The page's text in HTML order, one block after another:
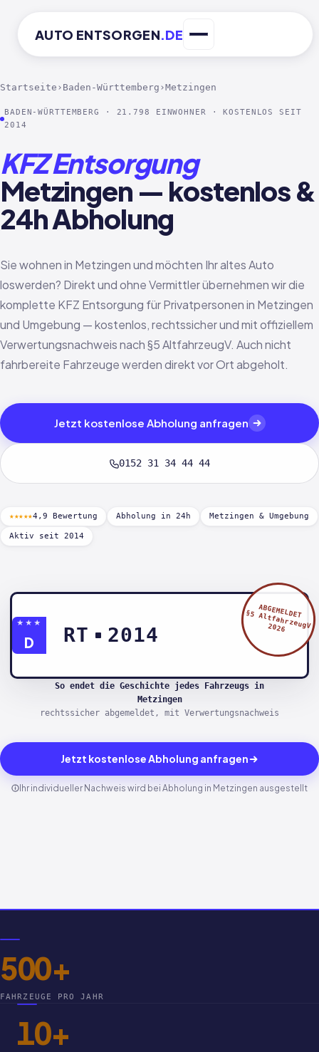
AUTO ENTSORGEN.DE
Startseite › Baden-Württemberg ›Metzingen
BADEN-WÜRTTEMBERG · 21.798 EINWOHNER · KOSTENLOS SEIT
2014
KFZ Entsorgung
Metzingen — kostenlos &
24h Abholung
Sie wohnen in Metzingen und möchten Ihr altes Auto
loswerden? Direkt und ohne Vermittler übernehmen wir die
komplette KFZ Entsorgung für Privatpersonen in Metzingen
und Umgebung — kostenlos, rechtssicher und mit offiziellem
Verwertungsnachweis nach §5 AltfahrzeugV. Auch nicht
fahrbereite Fahrzeuge werden direkt vor Ort abgeholt.
Jetzt kostenlose Abholung anfragen
0152 31 34 44 44
★★★★★4,9 Bewertung Abholung in 24h Metzingen & Umgebung
Aktiv seit 2014
★★★
D RT 2014
ABGEMELDET
§5 AltfahrzeugV
2026
So endet die Geschichte jedes Fahrzeugs in
Metzingen
rechtssicher abgemeldet, mit Verwertungsnachweis
Jetzt kostenlose Abholung anfragen
Ihr individueller Nachweis wird bei Abholung in Metzingen ausgestellt
500+
FAHRZEUGE PRO JAHR
10+